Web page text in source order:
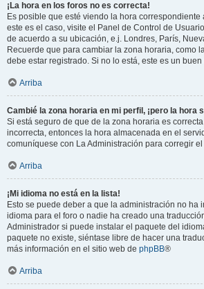
¡La hora en los foros no es correcta!
Es posible que esté viendo la hora correspondiente
este es el caso, visite el Panel de Control de
de acuerdo a su ubicación, e.j. Londres, París,
Recuerde que para cambiar la zona horaria, como
debe estar registrado. Si no lo está, este es un
Arriba
Cambié la zona horaria en mi perfil, ¡pero la hora
Si está seguro de que de la zona horaria es
incorrecta, entonces la hora almacenada en el
comuníquese con La Administración para corregir
Arriba
¡Mi idioma no está en la lista!
Esto se puede deber a que la administración no ha
idioma para el foro o nadie ha creado una
Administrador si puede instalar el paquete del
paquete no existe, siéntase libre de hacer una
más información en el sitio web de phpBB®
Arriba